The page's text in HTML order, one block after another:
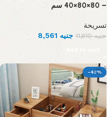
– 80×80×40 سم
تسريحة
جنيه11,810 جنيه
Add to cart
-43%